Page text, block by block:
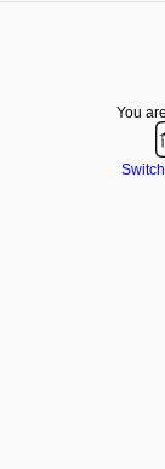
You